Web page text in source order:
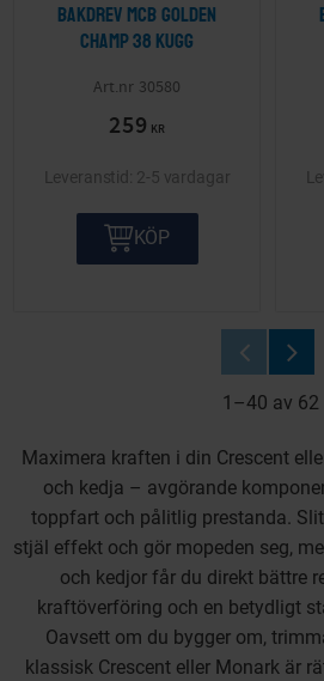
Bakdrev MCB Golden
Champ 38 kugg
30580
259 KR
2-5 vardagar
KÖP
1–40 av 62
Maximera kraften i din Crescent
och kedja – avgörande
toppfart och pålitlig prestanda.
stjäl effekt och gör mopeden seg,
och kedjor får du direkt bättre
kraftöverföring och en betydligt
Oavsett om du bygger om,
klassisk Crescent eller Monark är